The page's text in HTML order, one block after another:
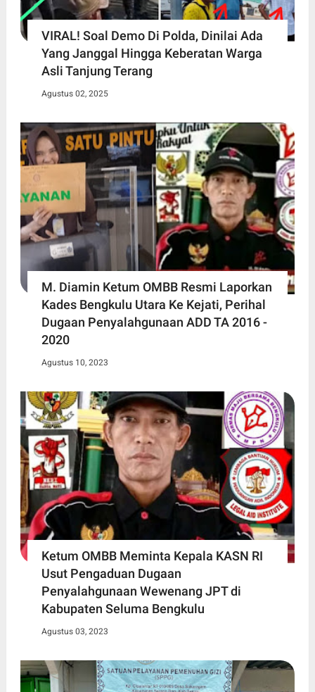
VIRAL! Soal Demo Di Polda, Dinilai Ada
Yang Janggal Hingga Keberatan Warga
Asli Tanjung Terang
Agustus 02, 2025
M. Diamin Ketum OMBB Resmi Laporkan
Kades Bengkulu Utara Ke Kejati, Perihal
Dugaan Penyalahgunaan ADD TA 2016 -
2020
Agustus 10, 2023
Ketum OMBB Meminta Kepala KASN RI
Usut Pengaduan Dugaan
Penyalahgunaan Wewenang JPT di
Kabupaten Seluma Bengkulu
Agustus 03, 2023